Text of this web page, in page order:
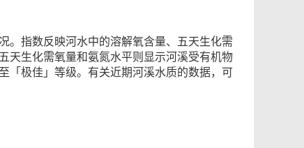
。指数反映河水中的溶解氧含量、五天生化需
天生化需氧量和氨氮水平则显示河溪受有机物
「极佳」等级。有关近期河溪水质的数据，可